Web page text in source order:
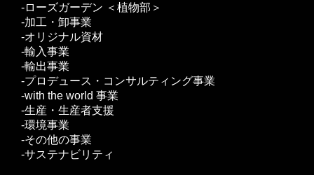
ローズガーデン ＜植物部＞
加工・卸事業
オリジナル資材
輸入事業
輸出事業
プロデュース・コンサルティング事業
with the world 事業
生産・生産者支援
環境事業
その他の事業
サステナビリティ